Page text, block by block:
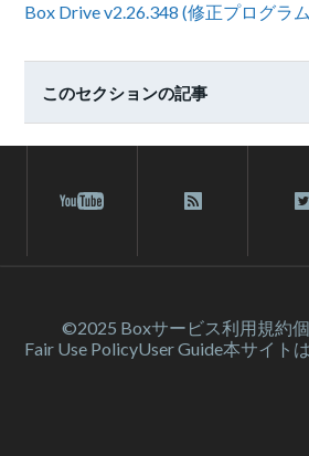
Box Drive v2.26.348 (修正プログラ
このセクションの記事
©2025 Boxサービス利⽤規約
Fair Use PolicyUser Guide本サイト